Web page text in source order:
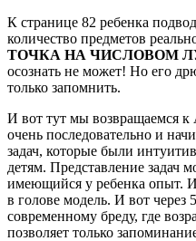
К странице 82 ребенка
количество предметов
ТОЧКА НА ЧИСЛОВОМ
осознать не может! Но его
только запомнить.
И вот тут мы возвращаемся
очень последовательно и
задач, которые были
детям. Представление задач
имеющийся у ребенка опыт. И
в голове модель. И вот
современному бреду, где
позволяет только